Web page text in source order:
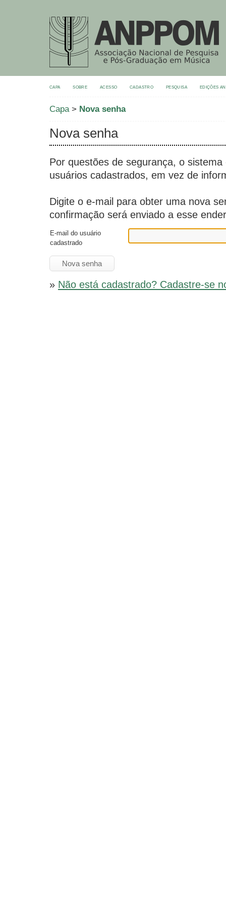
CAPA SOBRE ACESSO CADASTRO PESQUISA EDIÇÕES
Capa> Nova senha
Nova senha
Por questões de segurança, o
usuários cadastrados, em vez de
Digite o e-mail para obter uma nova
confirmação será enviado a esse
E-mail do usuário
cadastrado
» Não está cadastrado? Cadastre-se